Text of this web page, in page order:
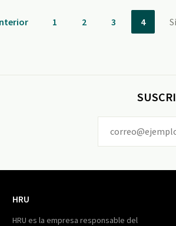
1 2 3 4
HRU
HRU es la empresa responsable del